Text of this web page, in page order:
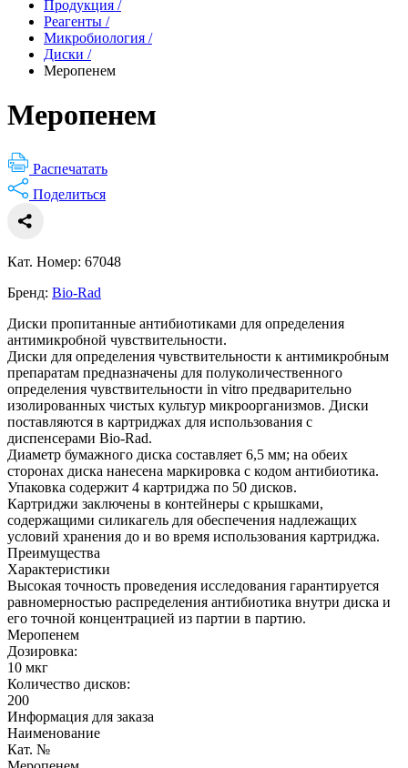
Продукция /
Реагенты /
Микробиология /
Диски /
Меропенем
Меропенем
Распечатать
Поделиться
Кат. Номер: 67048
Бренд: Bio-Rad
Диски пропитанные антибиотиками для определения
антимикробной чувствительности.
Диски для определения чувствительности к антимикробным
препаратам предназначены для полуколичественного
определения чувствительности in vitro предварительно
изолированных чистых культур микроорганизмов. Диски
поставляются в картриджах для использования с
диспенсерами Bio-Rad.
Диаметр бумажного диска составляет 6,5 мм; на обеих
сторонах диска нанесена маркировка с кодом антибиотика.
Упаковка содержит 4 картриджа по 50 дисков.
Картриджи заключены в контейнеры с крышками,
содержащими силикагель для обеспечения надлежащих
условий хранения до и во время использования картриджа.
Преимущества
Характеристики
Высокая точность проведения исследования гарантируется
равномерностью распределения антибиотика внутри диска и
его точной концентрацией из партии в партию.
Меропенем
Дозировка:
10 мкг
Количество дисков:
200
Информация для заказа
Наименование
Кат. №